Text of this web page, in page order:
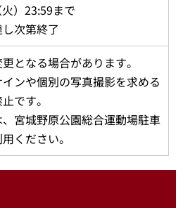
）23:59まで
次第終了
となる場合があります。
ンや個別の写真撮影を求める
です。
宮城野原公園総合運動場駐車
ください。